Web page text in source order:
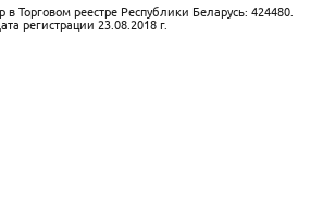
Торговом реестре Республики Беларусь: 424480.
регистрации 23.08.2018 г.